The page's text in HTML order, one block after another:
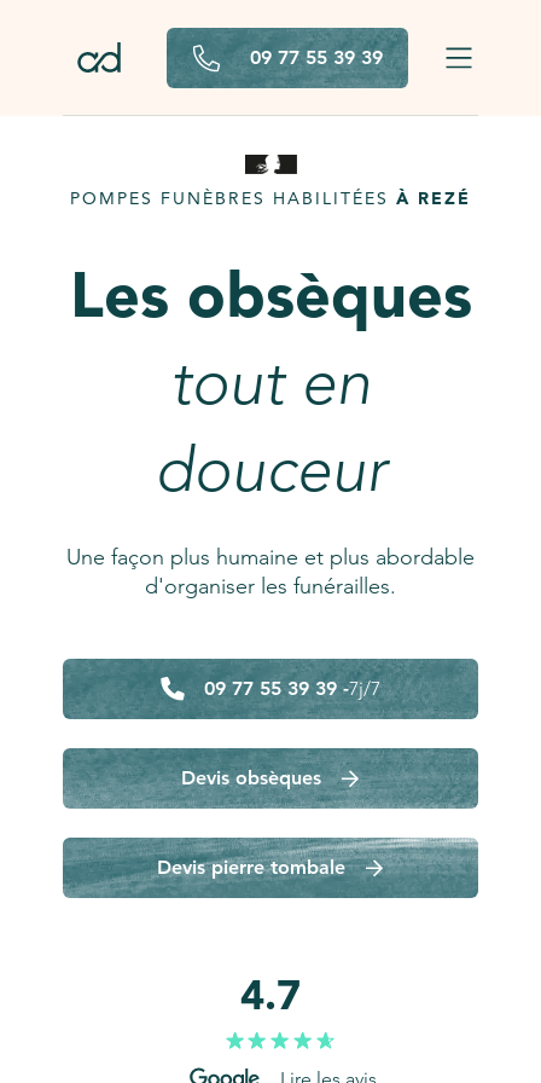
09 77 55 39 39
POMPES FUNÈBRES HABILITÉES À REZÉ
Les obsèques
tout en
douceur
Une façon plus humaine et plus abordable
d'organiser les funérailles.
09 77 55 39 39 -7j/7
Devis obsèques
Devis pierre tombale
4.7